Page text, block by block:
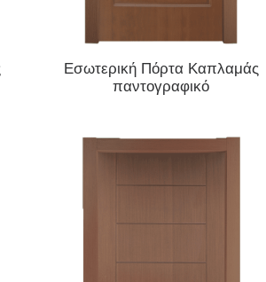
ΔΙΑΒΆΣΤΕ ΠΕΡΙΣΣΌΤΕΡΑ
Εσωτερική Πόρτα Καπλαμάς
παντογραφικό